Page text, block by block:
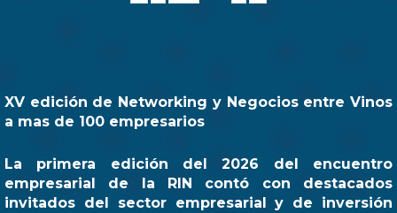
XV edición de Networking y Negocios entre Vinos
a mas de 100 empresarios
La primera edición del 2026 del encuentro
empresarial de la RIN contó con destacados
invitados del sector empresarial y de inversión